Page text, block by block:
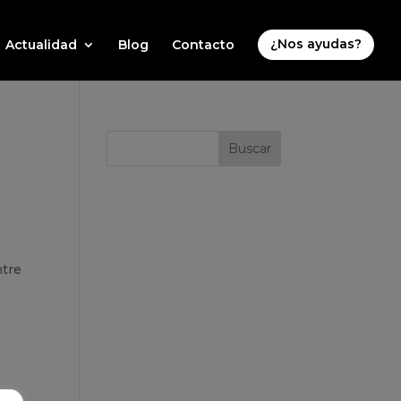
Actualidad Blog Contacto ¿Nos ayudas?